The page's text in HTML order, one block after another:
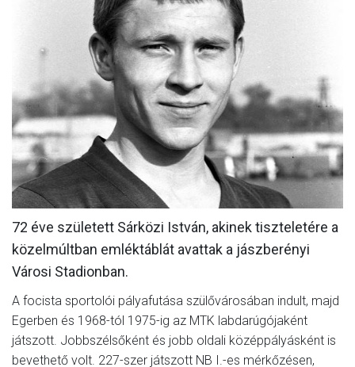
CSAPATOK
MÉRKŐZÉSEK
KLUB
GALÉRIA
SZURKOLÓI ÉLMÉNYEK
AKKREDITÁCIÓ
72 éve született Sárközi István, akinek tiszteletére a
közelmúltban emléktáblát avattak a jászberényi
Városi Stadionban.
A focista sportolói pályafutása szülővárosában indult, majd
Egerben és 1968-tól 1975-ig az MTK labdarúgójaként
játszott. Jobbszélsőként és jobb oldali középpályásként is
bevethető volt. 227-szer játszott NB I.-es mérkőzésen,